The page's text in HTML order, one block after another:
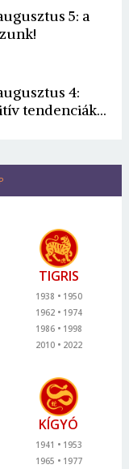
5: a
4:
tendenciák...
TIGRIS
1938
1950
1962
1974
1986
1998
2010
2022
KÍGYÓ
1941
1953
1965
1977